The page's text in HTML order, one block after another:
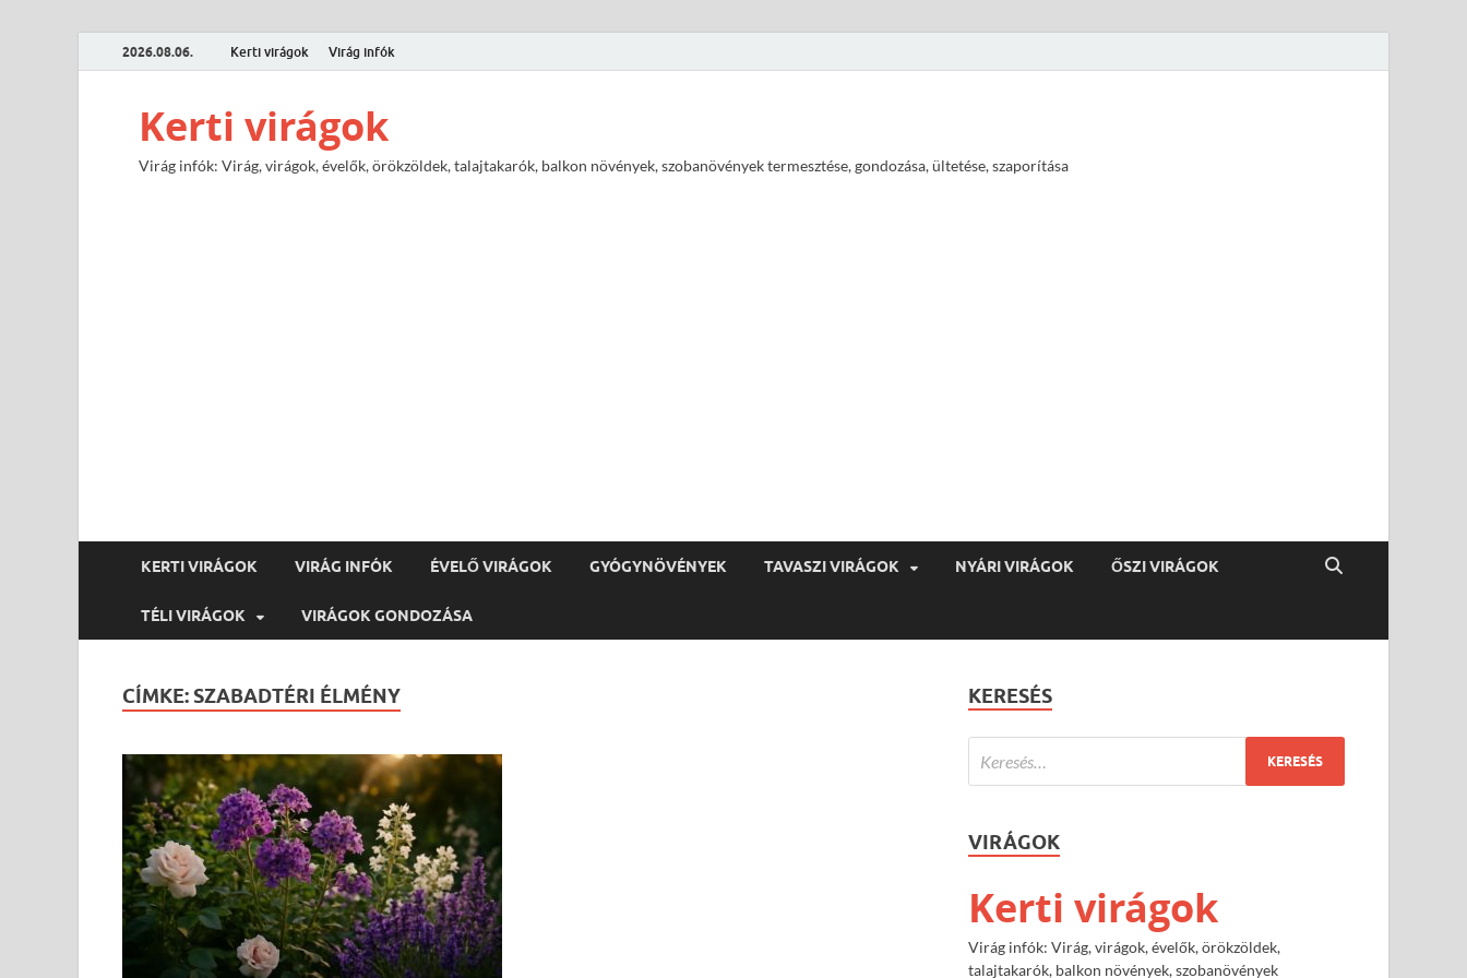
2026.08.06. Kerti virágok Virág infók
Kerti virágok
Virág infók: Virág, virágok, évelők, örökzöldek, talajtakarók, balkon növények, szobanövények termesztése, gondozása, ültetése, szaporítása
KERTI VIRÁGOK VIRÁG INFÓK ÉVELŐ VIRÁGOK GYÓGYNÖVÉNYEK TAVASZI VIRÁGOK NYÁRI VIRÁGOK ŐSZI VIRÁGOK
TÉLI VIRÁGOK VIRÁGOK GONDOZÁSA
CÍMKE: SZABADTÉRI ÉLMÉNY KERESÉS
VIRÁGOK
Kerti virágok
Virág infók: Virág, virágok, évelők, örökzöldek,
talajtakarók, balkon növények, szobanövények